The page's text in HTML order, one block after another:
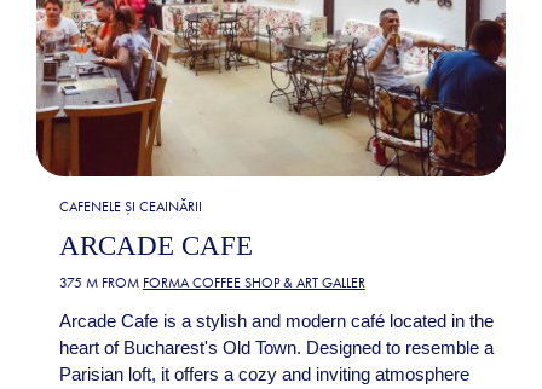
CAFENELE ȘI CEAINĂRII
ARCADE CAFE
375 M FROM FORMA COFFEE SHOP & ART GALLER
Arcade Cafe is a stylish and modern café located in the
heart of Bucharest's Old Town. Designed to resemble a
Parisian loft, it offers a cozy and inviting atmosphere